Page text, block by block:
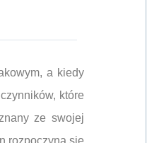
a kiedy
które
ze swojej